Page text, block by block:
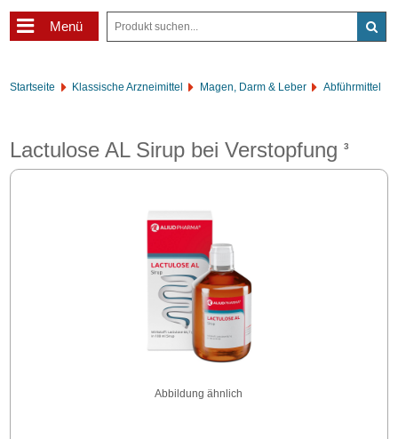
Menü
Startseite Klassische Arzneimittel Magen, Darm & Leber Abführmittel
Lactulose AL Sirup bei Verstopfung3
Abbildung ähnlich